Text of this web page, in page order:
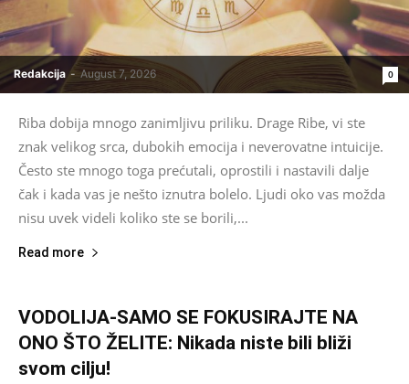
Redakcija - August 7, 2026 0
Riba dobija mnogo zanimljivu priliku. Drage Ribe, vi ste
znak velikog srca, dubokih emocija i neverovatne intuicije.
Često ste mnogo toga prećutali, oprostili i nastavili dalje
čak i kada vas je nešto iznutra bolelo. Ljudi oko vas možda
nisu uvek videli koliko ste se borili,...
Read more
VODOLIJA-SAMO SE FOKUSIRAJTE NA
ONO ŠTO ŽELITE: Nikada niste bili bliži
svom cilju!